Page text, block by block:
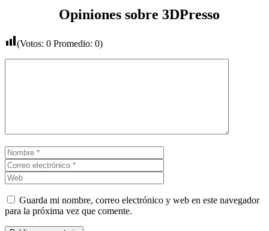
Opiniones sobre 3DPresso
(Votos: 0 Promedio: 0)
Nombre
electrónico
Guarda mi nombre, correo electrónico y web en este navegador
para la próxima vez que comente.